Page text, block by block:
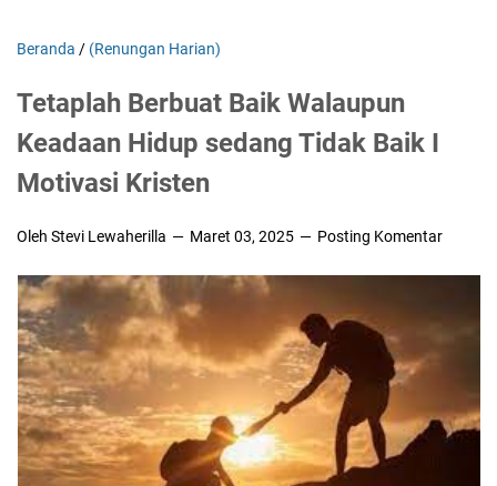
Beranda / (Renungan Harian)
Tetaplah Berbuat Baik Walaupun
Keadaan Hidup sedang Tidak Baik I
Motivasi Kristen
Oleh Stevi Lewaherilla Maret 03, 2025 Posting Komentar